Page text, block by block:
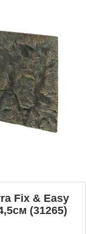
Fix & Easy
(31265)